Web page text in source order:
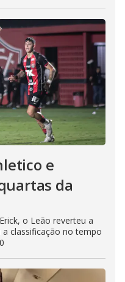
e
da
o Leão reverteu a
classificação no tempo